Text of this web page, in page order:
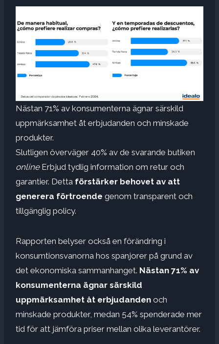
Nästan 71% av konsumenterna ägnar särskild
uppmärksamhet åt erbjudanden och minskade
produkter.
Slutligen överväger 40% av de svarande butiken
onlineErbjud tydlig information om retur och
garantier. Detta förstärker behovet av att
generera förtroende genom transparent och
tillgänglig policy.
Rapporten belyser också en förändring i
konsumtionsvanorna hos spanjorer på grund av
det ekonomiska sammanhanget. Nästan 71% av
konsumenterna ägnar särskild
uppmärksamhet åt erbjudanden och
minskade produkter, medan 54% spenderade mer
tid för att jämföra priser mellan olika leverantörer.